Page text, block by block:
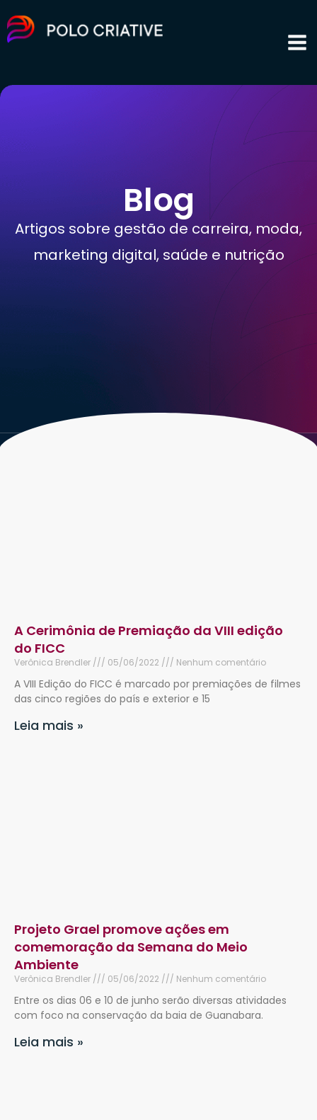
Blog
Artigos sobre gestão de carreira, moda,
marketing digital, saúde e nutrição
A Cerimônia de Premiação da VIII edição
do FICC
Verônica Brendler 05/06/2022 Nenhum comentário
A VIII Edição do FICC é marcado por premiações de filmes
das cinco regiões do país e exterior e 15
Leia mais »
Projeto Grael promove ações em
comemoração da Semana do Meio
Ambiente
Verônica Brendler 05/06/2022 Nenhum comentário
Entre os dias 06 e 10 de junho serão diversas atividades
com foco na conservação da baia de Guanabara.
Leia mais »